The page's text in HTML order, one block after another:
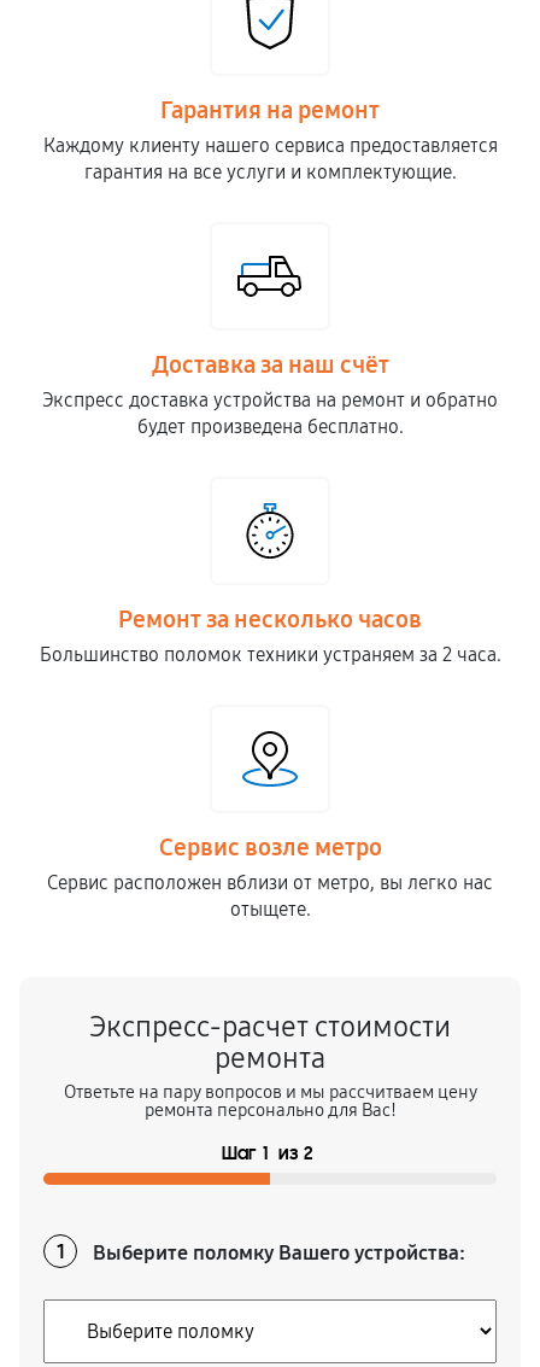
от 70 мин
5750 от 80 мин
Гарантия на ремонт
Каждому клиенту нашего сервиса предоставляется
гарантия на все услуги и комплектующие.
Доставка за наш счёт
Экспресс доставка устройства на ремонт и обратно
будет произведена бесплатно.
Ремонт за несколько часов
Большинство поломок техники устраняем за 2 часа.
Сервис возле метро
Сервис расположен вблизи от метро, вы легко нас
отыщете.
Экспресс-расчет стоимости
ремонта
Ответьте на пару вопросов и мы рассчитваем цену
ремонта персонально для Вас!
Шаг 1 из 2
1 Выберите поломку Вашего устройства: